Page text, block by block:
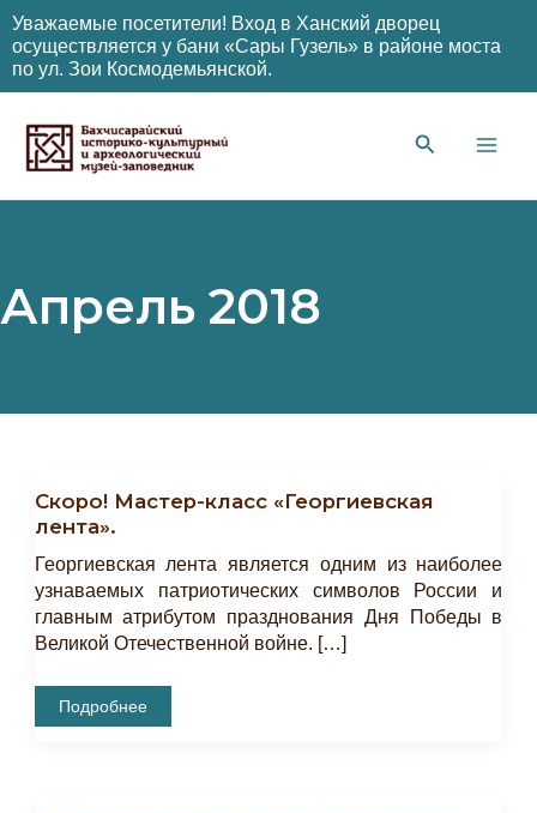
Уважаемые посетители! Вход в Ханский дворец
осуществляется у бани «Сары Гузель» в районе моста
по ул. Зои Космодемьянской.
содержимому
Апрель 2018
Скоро! Мастер-класс «Георгиевская
лента».
Георгиевская лента является одним из наиболее
узнаваемых патриотических символов России и
главным атрибутом празднования Дня Победы в
Великой Отечественной войне. […]
Скоро!
Мастер-
Подробнее